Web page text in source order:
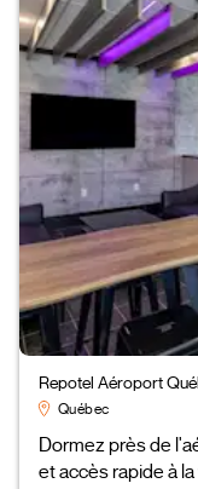
Repotel Aéroport
Québec
Dormez près de
et accès rapide à la